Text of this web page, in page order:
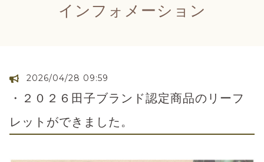
インフォメーション
2026/04/28 09:59
・２０２６田子ブランド認定商品のリーフ
レットができました。